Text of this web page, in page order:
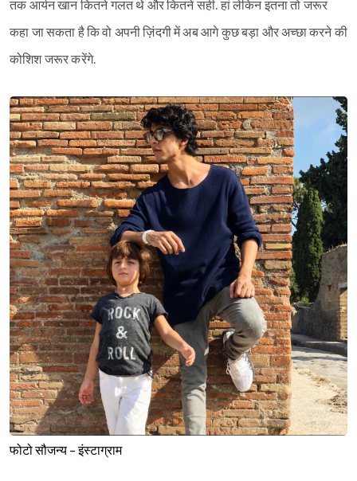
तक आर्यन खान कितने गलत थे और कितने सही. हां लेकिन इतना तो जरूर
कहा जा सकता है कि वो अपनी ज़िंदगी में अब आगे कुछ बड़ा और अच्छा करने की
कोशिश जरूर करेंगे.
फोटो सौजन्य - इंस्टाग्राम